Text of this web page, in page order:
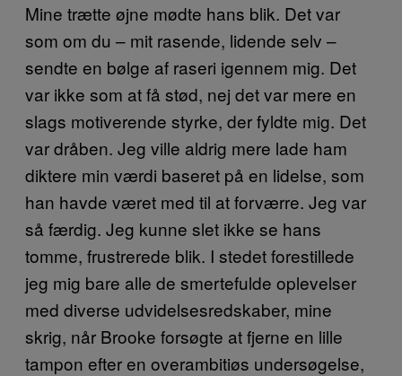
Mine trætte øjne mødte hans blik. Det var
som om du – mit rasende, lidende selv –
sendte en bølge af raseri igennem mig. Det
var ikke som at få stød, nej det var mere en
slags motiverende styrke, der fyldte mig. Det
var dråben. Jeg ville aldrig mere lade ham
diktere min værdi baseret på en lidelse, som
han havde været med til at forværre. Jeg var
så færdig. Jeg kunne slet ikke se hans
tomme, frustrerede blik. I stedet forestillede
jeg mig bare alle de smertefulde oplevelser
med diverse udvidelsesredskaber, mine
skrig, når Brooke forsøgte at fjerne en lille
tampon efter en overambitiøs undersøgelse,